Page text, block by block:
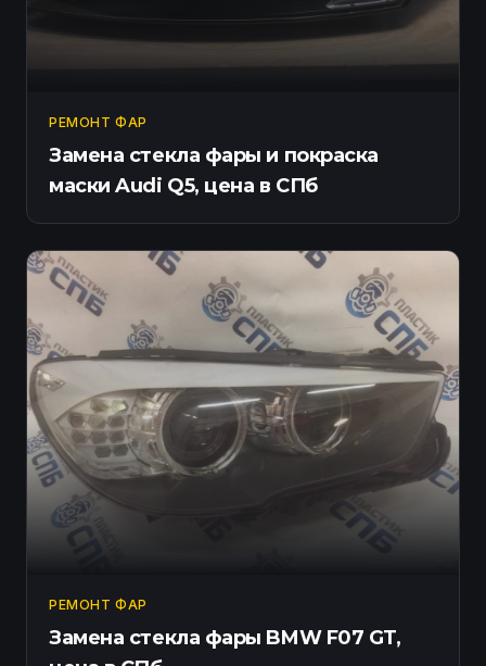
РЕМОНТ ФАР
Замена стекла фары и покраска
маски Audi Q5, цена в СПб
РЕМОНТ ФАР
Замена стекла фары BMW F07 GT,